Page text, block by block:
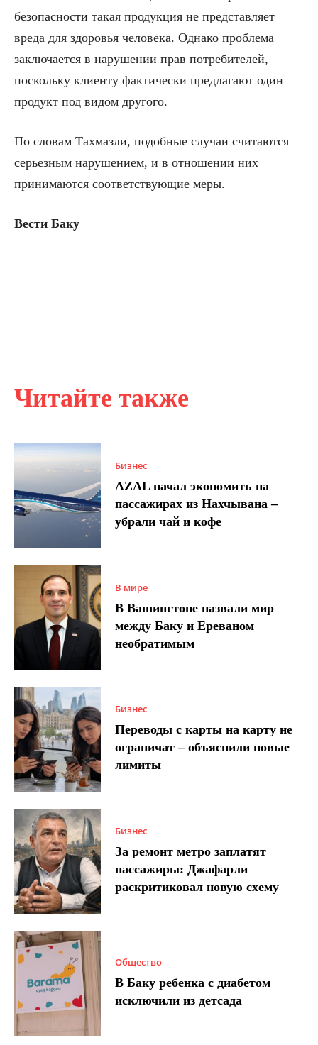
Читайте также
Бизнес
AZAL начал экономить на
пассажирах из Нахчывана –
убрали чай и кофе
В мире
В Вашингтоне назвали мир
между Баку и Ереваном
необратимым
Бизнес
Переводы с карты на карту не
ограничат – объяснили новые
лимиты
Бизнес
За ремонт метро заплатят
пассажиры: Джафарли
раскритиковал новую схему
Общество
В Баку ребенка с диабетом
исключили из детсада
безопасности такая продукция не представляет
вреда для здоровья человека. Однако проблема
заключается в нарушении прав потребителей,
поскольку клиенту фактически предлагают один
продукт под видом другого.
По словам Тахмазли, подобные случаи считаются
серьезным нарушением, и в отношении них
принимаются соответствующие меры.
Вести Баку